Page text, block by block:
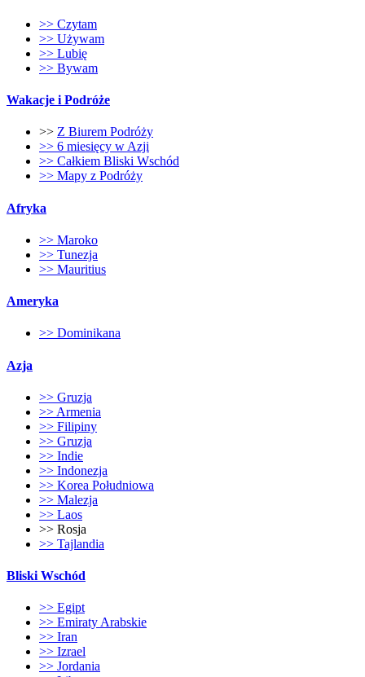
>> Czytam
>> Używam
>> Lubię
>> Bywam
Wakacje i Podróże
>> Z Biurem Podróży
>> 6 miesięcy w Azji
>> Całkiem Bliski Wschód
>> Mapy z Podróży
Afryka
>> Maroko
>> Tunezja
>> Mauritius
Ameryka
>> Dominikana
Azja
>> Gruzja
>> Armenia
>> Filipiny
>> Gruzja
>> Indie
>> Indonezja
>> Korea Południowa
>> Malezja
>> Laos
>> Rosja
>> Tajlandia
Bliski Wschód
>> Egipt
>> Emiraty Arabskie
>> Iran
>> Izrael
>> Jordania